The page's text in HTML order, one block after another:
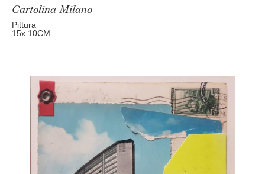
Cartolina Milano
Pittura
15x 10CM